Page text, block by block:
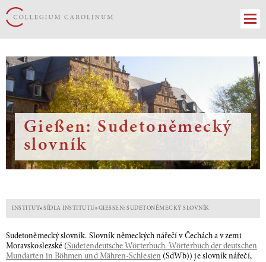
Gießen: Sudetoněmecký
slovník
INSTITUT» SÍDLA INSTITUTU» GIESSEN: SUDETONĚMECKÝ SLOVNÍK
Sudetoněmecký slovník. Slovník německých nářečí v Čechách a v zemi
Moravskoslezské (Sudetendeutsche Wörterbuch. Wörterbuch der deutschen
Mundarten in Böhmen und Mähren-Schlesien (SdWb)) je slovník nářečí,